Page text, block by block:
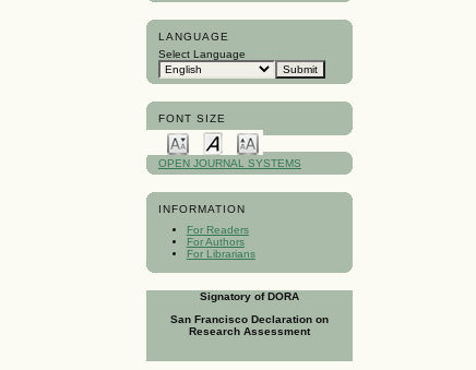
LANGUAGE
Select Language
FONT SIZE
OPEN JOURNAL SYSTEMS
INFORMATION
For Readers
For Authors
For Librarians
Signatory of DORA
San Francisco Declaration on
Research Assessment